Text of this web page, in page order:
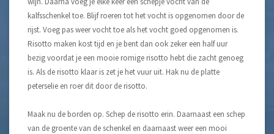
kalfsschenkel toe. Blijf roeren tot het vocht is opgenomen door de
rijst. Voeg pas weer vocht toe als het vocht goed opgenomen is.
Risotto maken kost tijd en je bent dan ook zeker een half uur
bezig voordat je een mooie romige risotto hebt die zacht genoeg
is. Als de risotto klaar is zet je het vuur uit. Hak nu de platte
peterselie en roer dit door de risotto.
Maak nu de borden op. Schep de risotto erin. Daarnaast een schep
van de groente van de schenkel en daarnaast weer een mooi